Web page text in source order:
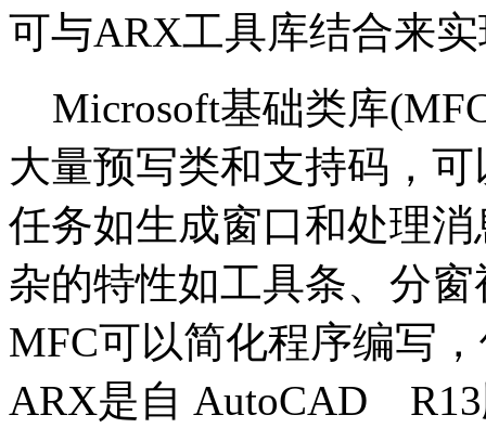
可与ARX工具库结合来
Microsoft基础类库
大量预写类和支持码，
任务如生成窗口和处理
杂的特性如工具条、分
MFC可以简化程序编写
ARX是自 AutoCAD